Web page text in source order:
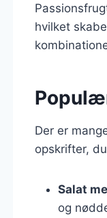
hvilket
Der er
opskrifter,
Salat
og